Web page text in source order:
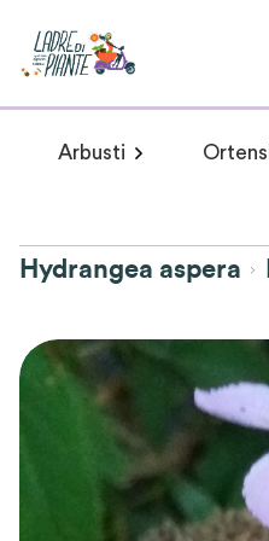
ArbustiArbusti a
Hydrangea aspera